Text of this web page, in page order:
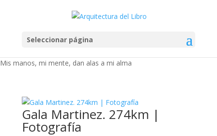
Seleccionar página
Mis manos, mi mente, dan alas a mi alma
Gala Martinez. 274km |
Fotografía